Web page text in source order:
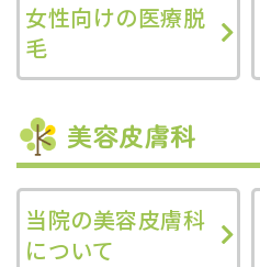
女性向けの医療脱
毛
美容皮膚科
当院の美容皮膚科
について